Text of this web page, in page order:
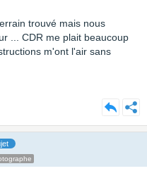
trouvé mais nous
... CDR me plait beaucoup
m'ont l'air sans